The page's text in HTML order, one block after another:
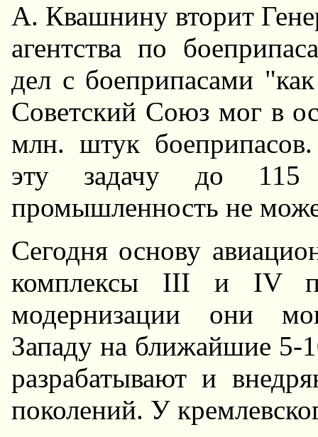
А. Квашнину вторит
агентства по
дел с боеприпасами
Советский Союз мог в
млн. штук
эту задачу до
промышленность не
Сегодня основу
комплексы III и IV
модернизации они
Западу на ближайшие 5-
разрабатывают и
поколений. У